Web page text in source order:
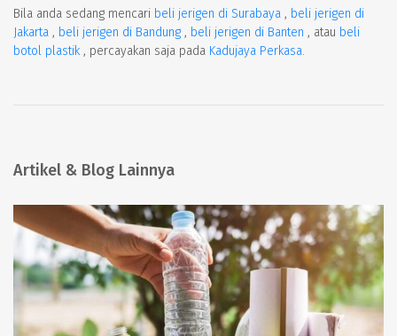
Bila anda sedang mencari beli jerigen di Surabaya , beli jerigen di
Jakarta , beli jerigen di Bandung , beli jerigen di Banten , atau beli
botol plastik , percayakan saja pada Kadujaya Perkasa.
Artikel & Blog Lainnya